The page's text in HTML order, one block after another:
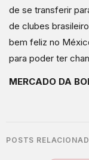
de se transferir
de clubes
bem feliz no
para poder ter
MERCADO DA
POSTS